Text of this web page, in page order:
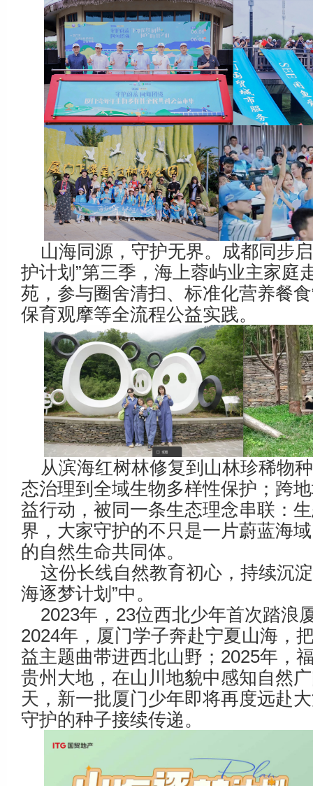
山海同源，守护无界。成都同步
护计划”第三季，海上蓉屿业主家庭
苑，参与圈舍清扫、标准化营养餐
保育观摩等全流程公益实践。
从滨海红树林修复到山林珍稀物
态治理到全域生物多样性保护；跨
益行动，被同一条生态理念串联：
界，大家守护的不只是一片蔚蓝海
的自然生命共同体。
这份长线自然教育初心，持续沉
海逐梦计划”中。
2023年，23位西北少年首次踏浪
2024年，厦门学子奔赴宁夏山海，
益主题曲带进西北山野；2025年，
贵州大地，在山川地貌中感知自然
天，新一批厦门少年即将再度远赴
守护的种子接续传递。